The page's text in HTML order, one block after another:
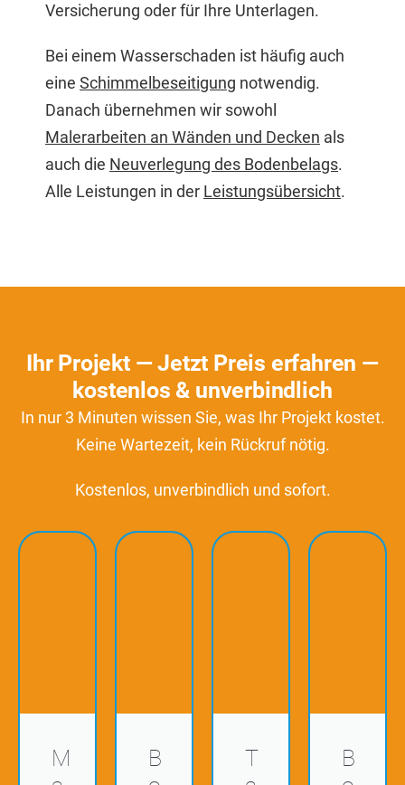
Versicherung oder für Ihre Unterlagen.
Bei einem Wasserschaden ist häufig auch
eine Schimmelbeseitigung notwendig.
Danach übernehmen wir sowohl
Malerarbeiten an Wänden und Decken als
auch die Neuverlegung des Bodenbelags.
Alle Leistungen in der Leistungsübersicht.
Ihr Projekt — Jetzt Preis erfahren —
kostenlos & unverbindlich
In nur 3 Minuten wissen Sie, was Ihr Projekt kostet.
Keine Wartezeit, kein Rückruf nötig.
Kostenlos, unverbindlich und sofort.
M
B
T
B